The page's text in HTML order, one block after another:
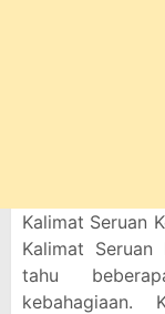
Kalimat Seruan
Kalimat Seruan
tahu